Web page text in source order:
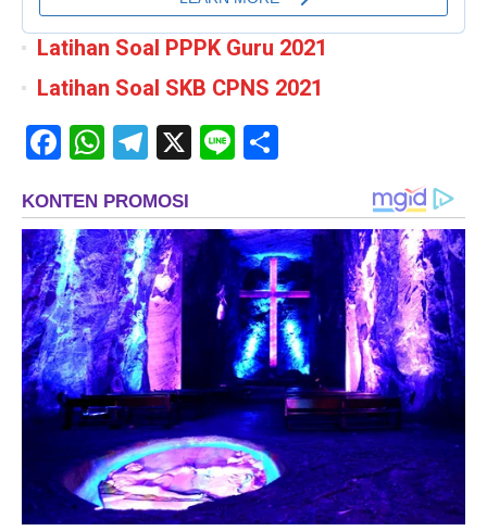
Latihan Soal PPPK Guru 2021
Latihan Soal SKB CPNS 2021
FacebookWhatsAppTelegram
X Line